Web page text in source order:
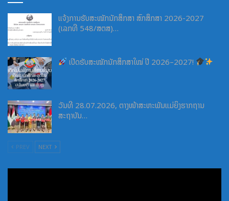
ແຈ້ງການຮັບສະໝັກນັກສຶກສາ ສົກສຶກສາ 2026-2027
(ເລກທີ 548/ສຕສ)…
ເປີດຮັບສະໝັກນັກສຶກສາໃໝ່ ປີ 2026–2027!
ວັນທີ 28.07.2026, ຕາງໜ້າສະຫະພັນແມ່ຍິງຮາກຖານ
ສະຖາບັນ…
PREV NEXT